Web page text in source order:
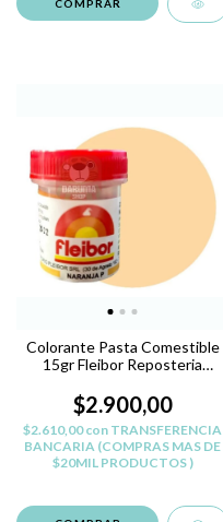
Colorante Pasta Comestible
15gr Fleibor Reposteria
$2.900,00
$2.610,00con TRANSFERENCIA
BANCARIA (COMPRAS MAS DE
$20MIL PRODUCTOS )